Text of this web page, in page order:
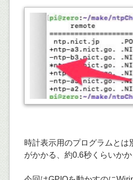
時計表示用のプログラムと
がかかる、約0.6秒くらいか